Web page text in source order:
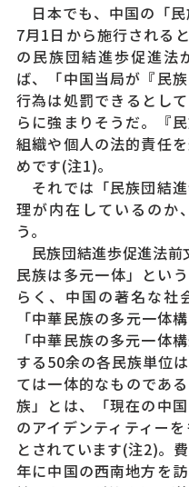
日本でも、中国の「
7月1日から施行される
の民族団結進歩促進法
ば、「中国当局が『民
行為は処罰できるとし
らに強まりそうだ。『
組織や個人の法的責任
めです(注1)。
それでは「民族団結
理が内在しているのか
う。
民族団結進歩促進法前
民族は多元一体」とい
らく、中国の著名な社
「中華民族の多元一体
「中華民族の多元一体
する50余の各民族単位
ては一体的なものであ
族」とは、「現在の中
のアイデンティティー
とされています(注2)。
年に中国の西南地方を